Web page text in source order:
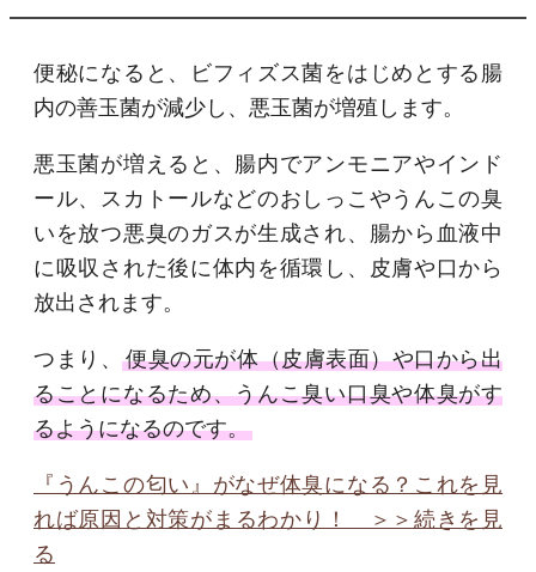
便秘になると、ビフィズス菌をはじめとする腸
内の善玉菌が減少し、悪玉菌が増殖します。
悪玉菌が増えると、腸内でアンモニアやインド
ール、スカトールなどのおしっこやうんこの臭
いを放つ悪臭のガスが生成され、腸から血液中
に吸収された後に体内を循環し、皮膚や口から
放出されます。
つまり、便臭の元が体（皮膚表面）や口から出
ることになるため、うんこ臭い口臭や体臭がす
るようになるのです。
『うんこの匂い』がなぜ体臭になる？これを見
れば原因と対策がまるわかり！ ＞＞続きを見
る